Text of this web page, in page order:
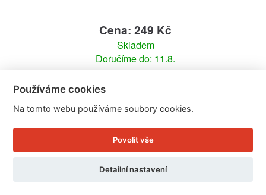
Cena: 249 Kč
Skladem
Doručíme do: 11.8.
Používáme cookies
Na tomto webu používáme soubory cookies.
Povolit vše
Detailní nastavení